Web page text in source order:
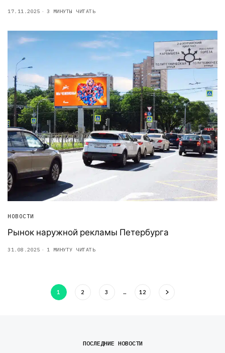
17.11.2025 3 МИНУТЫ ЧИТАТЬ
НОВОСТИ
Рынок наружной рекламы Петербурга
31.08.2025 1 МИНУТУ ЧИТАТЬ
1 2 3 … 12
ПОСЛЕДНИЕ НОВОСТИ